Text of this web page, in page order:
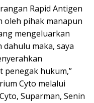
Rapid Antigen
oleh pihak manapun
mengeluarkan
maka, saya
penegak hukum,”
Cyto melalui
Suparman, Senin